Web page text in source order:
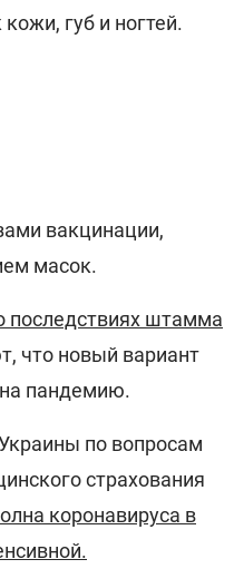
губ и ногтей.
вакцинации,
масок.
последствиях штамма
что новый вариант
пандемию.
по вопросам
страхования
коронавируса в